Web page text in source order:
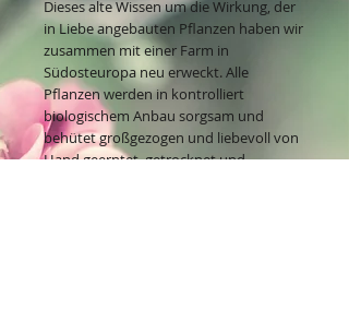
Dieses alte Wissen um die Wirkung, der
in Liebe angebauten Pflanzen haben wir
zusammen mit einer Farm in
Südosteuropa neu erweckt. Alle
Pflanzen werden in kontrolliert
biologischem Anbau sorgsam und
behütet großgezogen und liebevoll von
Hand geerntet, getrocknet und